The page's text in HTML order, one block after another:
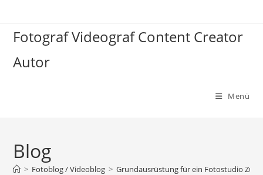
springen
Fotograf Videograf Content Creator
Autor
Menü
Blog
> Fotoblog / Videoblog > Grundausrüstung für ein Fotostudio